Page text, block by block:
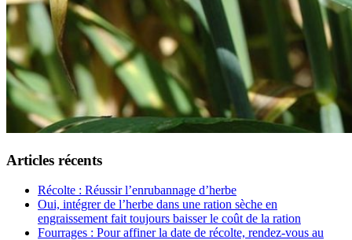
Articles récents
Récolte : Réussir l’enrubannage d’herbe
Oui, intégrer de l’herbe dans une ration sèche en
engraissement fait toujours baisser le coût de la ration
Fourrages : Pour affiner la date de récolte, rendez-vous au